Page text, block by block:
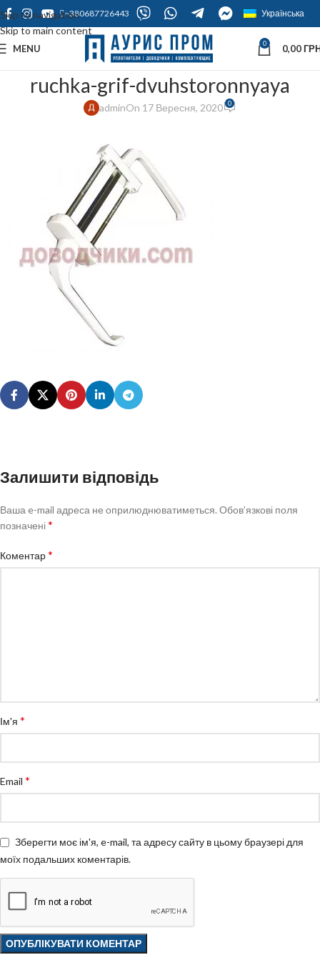
Skip to navigation
Skip to main content
+380687726443 Українська
MENU 0 0,00
ruchka-grif-dvuhstoronnyaya
adminOn 17 Вересня, 2020 0
Залишити відповідь
Ваша e-mail адреса не оприлюднюватиметься. Обов’язкові поля
позначені*
Коментар*
Ім'я *
Email *
Зберегти моє ім'я, e-mail, та адресу сайту в цьому браузері для
моїх подальших коментарів.